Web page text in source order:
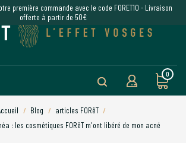
0
Blog
articles FORêT
: les cosmétiques FORêT m'ont libéré de mon acné
première commande avec le code FORET10 - Livraison
offerte à partir de 50€